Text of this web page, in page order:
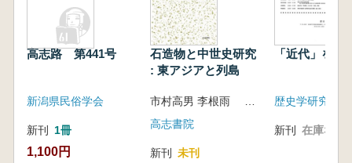
高志路 第441号
新潟県民俗学会
新刊 1冊
1,100円
石造物と中世史研究
: 東アジアと列島
高志書院
新刊 未刊
「近代」を問
歴史学研究会
新刊 在庫なし